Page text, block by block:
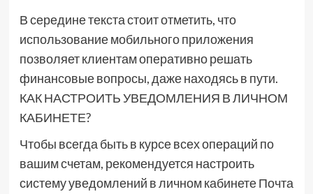
В середине текста стоит отметить, что
использование мобильного приложения
позволяет клиентам оперативно решать
финансовые вопросы, даже находясь в пути.
КАК НАСТРОИТЬ УВЕДОМЛЕНИЯ В ЛИЧНОМ
КАБИНЕТЕ?
Чтобы всегда быть в курсе всех операций по
вашим счетам, рекомендуется настроить
систему уведомлений в личном кабинете Почта